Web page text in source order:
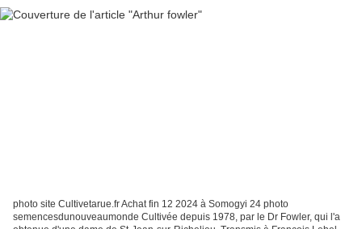
photo site Cultivetarue.fr Achat fin 12 2024 à Somogyi 24 photo
semencesdunouveaumonde Cultivée depuis 1978, par le Dr Fowler, qui l'a